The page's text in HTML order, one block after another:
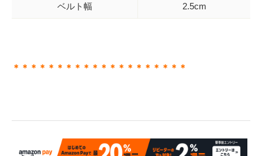
ベルト幅 2.5cm
＊＊＊＊＊＊＊＊＊＊＊＊＊＊＊＊＊＊＊＊